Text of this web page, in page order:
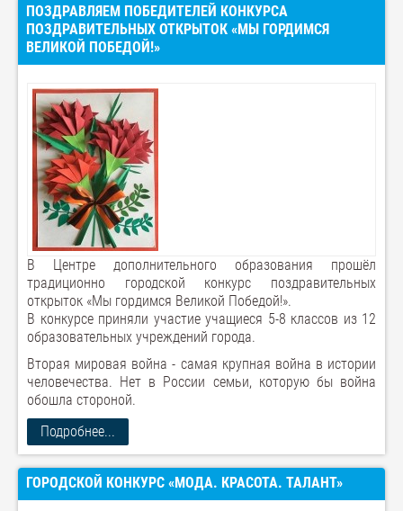
ПОЗДРАВЛЯЕМ ПОБЕДИТЕЛЕЙ КОНКУРСА
ПОЗДРАВИТЕЛЬНЫХ ОТКРЫТОК «МЫ ГОРДИМСЯ
ВЕЛИКОЙ ПОБЕДОЙ!»
В Центре дополнительного образования прошёл
традиционно городской конкурс поздравительных
открыток «Мы гордимся Великой Победой!».
В конкурсе приняли участие учащиеся 5-8 классов из 12
образовательных учреждений города.
Вторая мировая война - самая крупная война в истории
человечества. Нет в России семьи, которую бы война
обошла стороной.
Подробнее...
ГОРОДСКОЙ КОНКУРС «МОДА. КРАСОТА. ТАЛАНТ»